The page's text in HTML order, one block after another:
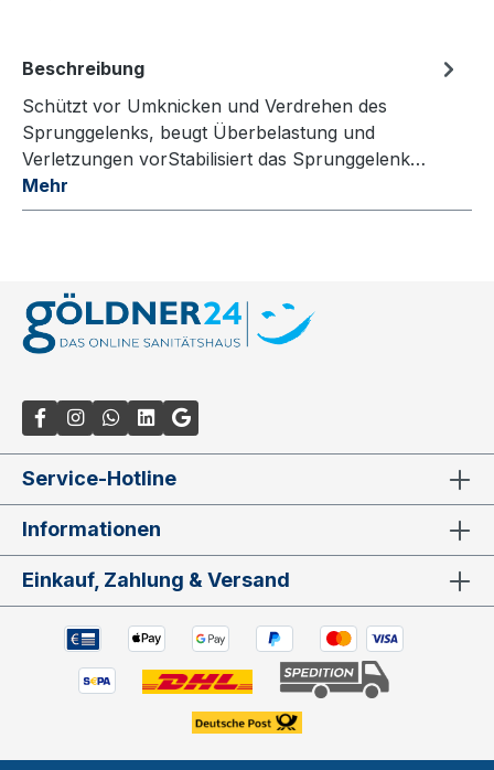
Beschreibung
Schützt vor Umknicken und Verdrehen des
Sprunggelenks, beugt Überbelastung und
Verletzungen vorStabilisiert das Sprunggelenk…
Mehr
Service-Hotline
Informationen
Einkauf, Zahlung & Versand